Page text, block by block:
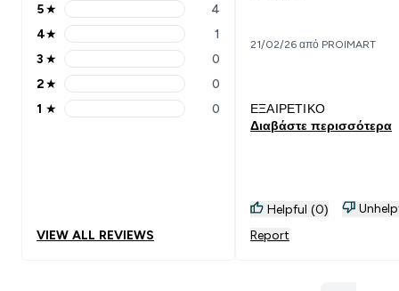
5 stars rating 4 reviews
5★ 4
4 stars rating 1 reviews
4★ 1
3 stars rating 0 reviews
3 ★ 0
2 stars rating 0 reviews
2★ 0
1 stars rating 0 reviews
1 ★ 0
VIEW ALL REVIEWS
21/02/26 από PROIMART
ΕΞΑΙΡΕΤΙΚΟ
Διαβάστε περισσότερα
Helpful (0)
Report